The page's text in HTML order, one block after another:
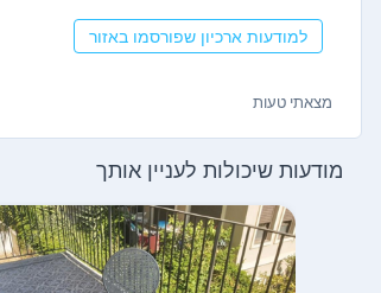
למודעות ארכיון שפורסמו באזור
מצאתי טעות
מודעות שיכולות לעניין אותך